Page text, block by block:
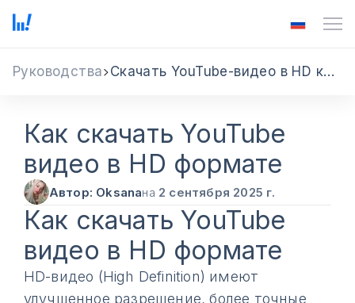
Руководства Скачать YouTube-видео в HD качестве
Как скачать YouTube
видео в HD формате
Автор: Oksanaна 2 сентября 2025 г.
Как скачать YouTube
видео в HD формате
HD-видео (High Definition) имеют
улучшенное разрешение, более точные